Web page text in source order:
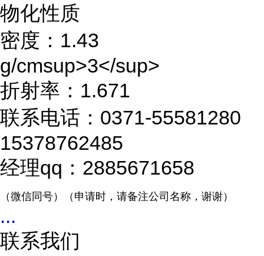
物化性质
密度：1.43
g/cmsup>3</sup>
折射率：1.671
联系电话：0371-55581280
15378762485
经理qq：2885671658
（微信同号）（申请时，请备注公司名称，谢谢）
...
联系我们